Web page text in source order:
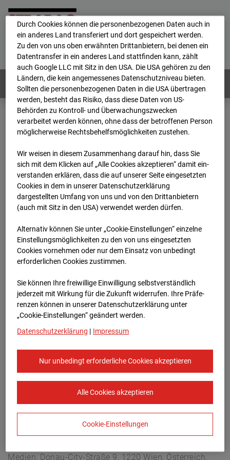
Home E-Mail Impressum
Login
Deutsch / English
Webcams: Alle Länder
Home
Niederlande
BC-153 - Strabag - BV-Amsterdam
Archiv
2026
03 31 10:00
BC-153 - Strabag - BV-
Amsterdam
Hettenheuvelweg 16, 1101 BN Amsterdam
Zur Übersicht
Europe/Amsterdam
Medien, Donau-City-Straße 9, 1220 Wien, Österreich,
Durch Cookies können die personenbezogenen Daten auch in
ein anderes Land transferiert und dort gespeichert werden.
Zu den von uns oben erwähnten Drittanbietern, bei denen ein
Datentransfer in ein anderes Land stattfinden kann, zählt
auch Google LLC mit Sitz in den USA. Die USA gehören zu den
Ländern, die kein angemessenes Datenschutzniveau bieten.
Sollten die personenbezogenen Daten in die USA übertragen
werden, besteht das Risiko, dass diese Daten von US-
Behörden zu Kontroll- und Überwachungszwecken
verarbeitet werden können, ohne dass der betroffenen Person
möglicherweise Rechtsbehelfsmöglichkeiten zustehen.
Wir weisen in diesem Zusammenhang darauf hin, dass Sie
sich mit dem Klicken auf „Alle Cookies akzeptieren“ damit ein­
ver­standen erklären, dass die auf unserer Seite eingesetzten
Cookies in dem in unserer Datenschutzerklärung
dargestellten Umfang von uns und von den Drittanbietern
(auch mit Sitz in den USA) verwendet werden dürfen.
Alternativ können Sie unter „Cookie-Einstellungen“ einzelne
Einstellungsmöglichkeiten zu den von uns eingesetzten
Cookies vornehmen oder nur dem Einsatz von unbedingt
erforderlichen Cookies zustimmen.
Sie können Ihre freiwillige Einwilligung selbstverständlich
jederzeit mit Wirkung für die Zukunft widerrufen. Ihre Prä­fe­
renzen können in unserer Datenschutzerklärung unter
„Cookie-Einstellungen“ geändert werden.
Datenschutzerklärung | Impressum
Nur unbedingt erforderliche Cookies akzeptieren
Alle Cookies akzeptieren
Cookie-Einstellungen